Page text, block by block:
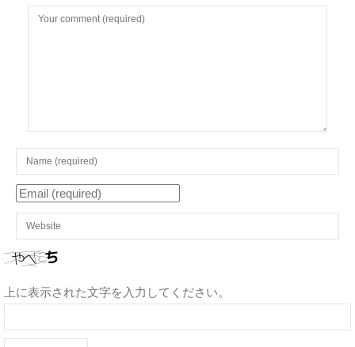
上に表示された文字を入力してください。